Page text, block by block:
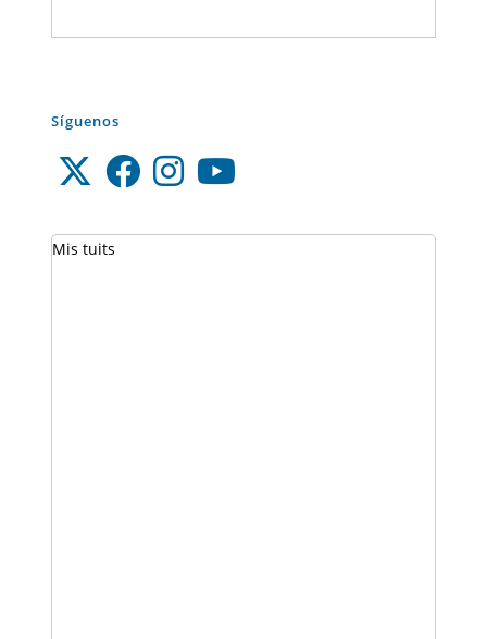
Síguenos
Mis tuits